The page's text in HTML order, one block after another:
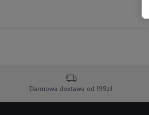
Darmowa dostawa od 199zł